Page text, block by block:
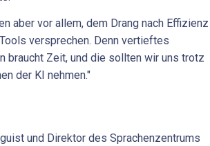
aber vor allem, dem Drang nach Effizienz
versprechen. Denn vertieftes
braucht Zeit, und die sollten wir uns trotz
der KI nehmen."
und Direktor des Sprachenzentrums